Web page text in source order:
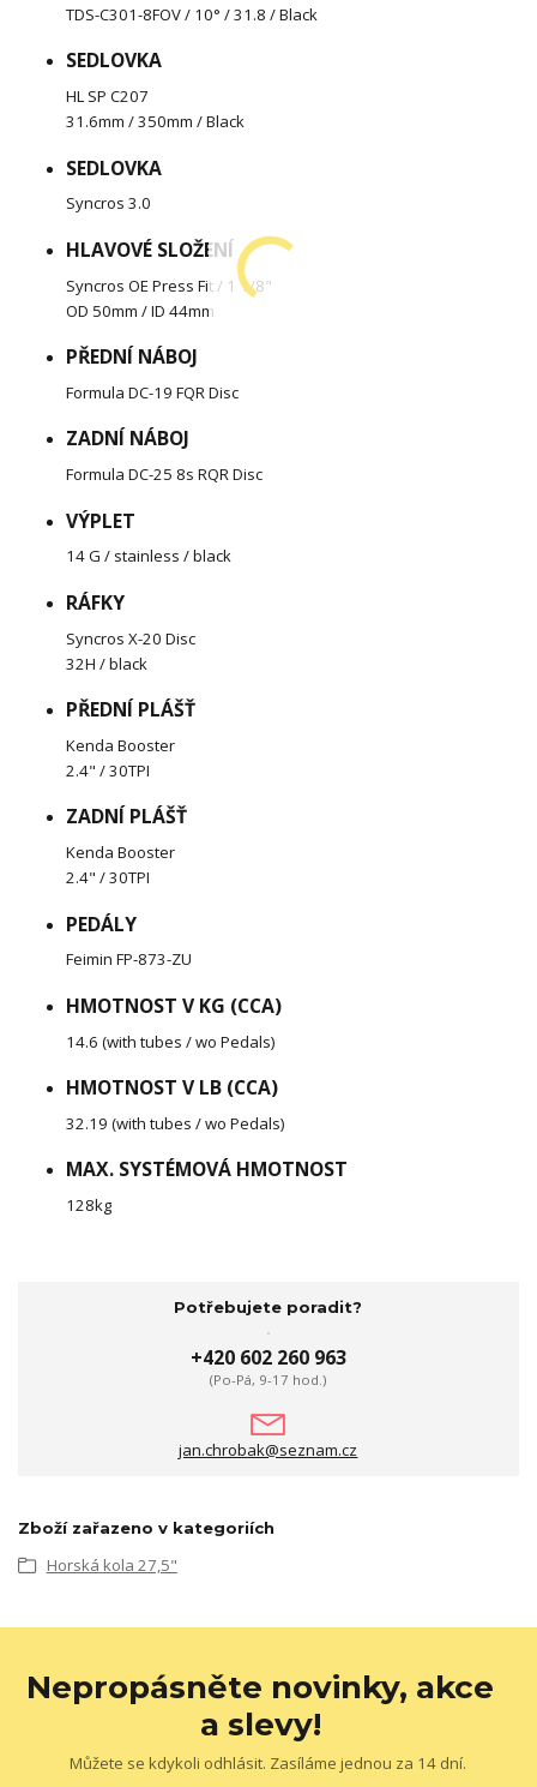
TDS-C301-8FOV / 10° / 31.8 / Black
SEDLOVKA
HL SP C207
31.6mm / 350mm / Black
SEDLOVKA
Syncros 3.0
HLAVOVÉ SLOŽENÍ
Syncros OE Press Fit / 1 1/8"
OD 50mm / ID 44mm
PŘEDNÍ NÁBOJ
Formula DC-19 FQR Disc
ZADNÍ NÁBOJ
Formula DC-25 8s RQR Disc
VÝPLET
14 G / stainless / black
RÁFKY
Syncros X-20 Disc
32H / black
PŘEDNÍ PLÁŠŤ
Kenda Booster
2.4" / 30TPI
ZADNÍ PLÁŠŤ
Kenda Booster
2.4" / 30TPI
PEDÁLY
Feimin FP-873-ZU
HMOTNOST V KG (CCA)
14.6 (with tubes / wo Pedals)
HMOTNOST V LB (CCA)
32.19 (with tubes / wo Pedals)
MAX. SYSTÉMOVÁ HMOTNOST
128kg
Potřebujete poradit?
+420 602 260 963
(Po-Pá, 9-17 hod.)
jan.chrobak@seznam.cz
Zboží zařazeno v kategoriích
Horská kola 27,5"
Nepropásněte novinky, akce
a slevy!
Můžete se kdykoli odhlásit. Zasíláme jednou za 14 dní.